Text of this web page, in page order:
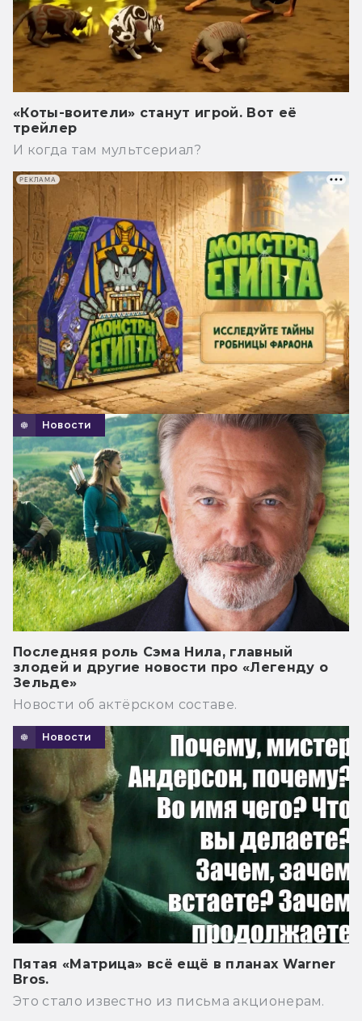
«Коты-воители» станут игрой. Вот её
трейлер
И когда там мультсериал?
Новости
Последняя роль Сэма Нила, главный
злодей и другие новости про «Легенду о
Зельде»
Новости об актёрском составе.
Новости
Пятая «Матрица» всё ещё в планах Warner
Bros.
Это стало известно из письма акционерам.
РЕКЛАМА